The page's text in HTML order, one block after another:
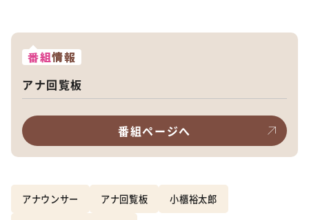
番組情報
アナ回覧板
番組ページへ
アナウンサー アナ回覧板 小櫃裕太郎